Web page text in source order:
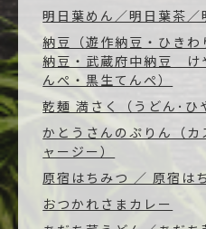
明日葉めん／明日葉茶／
納豆（遊作納豆・ひき
納豆・武蔵府中納豆 け
んぺ・黒生てんぺ）
乾麺 満さく（うどん･ひ
かとうさんのぷりん（
ャージー）
原宿はちみつ ／ 原宿は
おつかれさまカレー